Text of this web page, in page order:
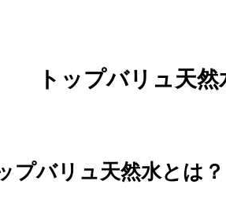
トップバリュ天
プバリュ天然水とは？